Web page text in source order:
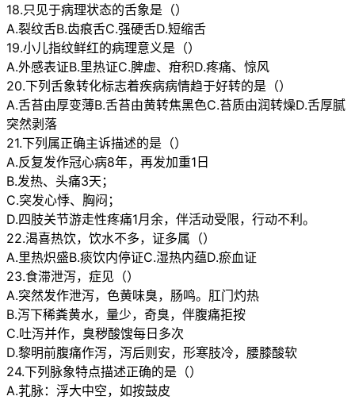
18.只见于病理状态的舌象是（）
A.裂纹舌B.齿痕舌C.强硬舌D.短缩舌
19.小儿指纹鲜红的病理意义是（）
A.外感表证B.里热证C.脾虚、疳积D.疼痛、惊风
20.下列舌象转化标志着疾病病情趋于好转的是（）
A.舌苔由厚变薄B.舌苔由黄转焦黑色C.苔质由润转燥D.舌厚腻
突然剥落
21.下列属正确主诉描述的是（）
A.反复发作冠心病8年，再发加重1日
B.发热、头痛3天；
C.突发心悸、胸闷；
D.四肢关节游走性疼痛1月余，伴活动受限，行动不利。
22.渴喜热饮，饮水不多，证多属（）
A.里热炽盛B.痰饮内停证C.湿热内蕴D.瘀血证
23.食滞泄泻，症见（）
A.突然发作泄泻，色黄味臭，肠鸣。肛门灼热
B.泻下稀粪黄水，量少，奇臭，伴腹痛拒按
C.吐泻并作，臭秽酸馊每日多次
D.黎明前腹痛作泻，泻后则安，形寒肢冷，腰膝酸软
24.下列脉象特点描述正确的是（）
A.芤脉：浮大中空，如按鼓皮